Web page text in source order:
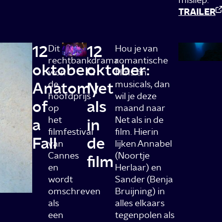
TRAILER
12
oktober:
Anatomy
of
a
Fall
Dit
rechtbankdrama
won
de
hoofdprijs
op
het
filmfestival
van
Cannes
en
wordt
omschreven
als
een
12
oktober:
Net
als
in
de
film
Hou je van
romantische
films én
musicals, dan
wil je deze
maand naar
Net als in de
film. Hierin
lijken Annabel
(Noortje
Herlaar) en
Sander (Benja
Bruijning) in
alles elkaars
tegenpolen als